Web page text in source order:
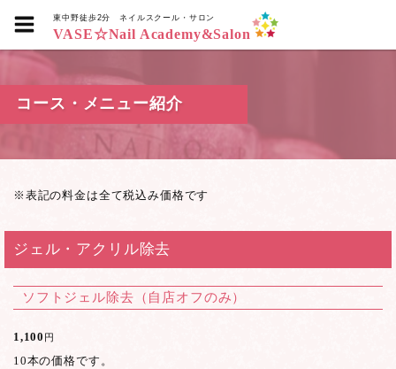
東中野徒歩2分ネイルスクール・サロン
VASE☆Nail Academy&Salon
コース・メニュー紹介
※表記の料金は全て税込み価格です
ジェル・アクリル除去
ソフトジェル除去（自店オフのみ）
1,100 円
10本の価格です。